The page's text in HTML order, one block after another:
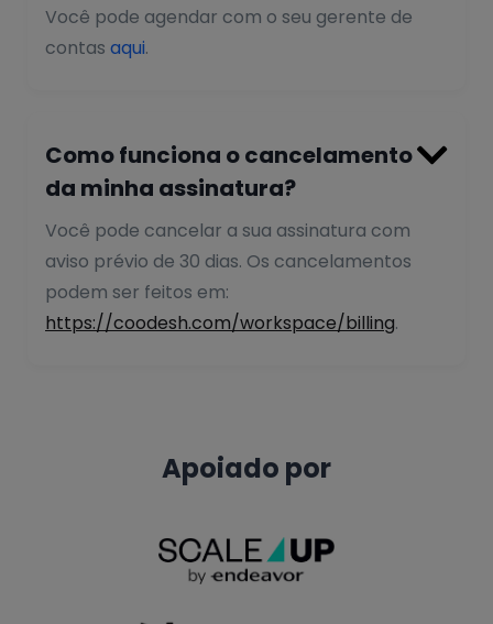
Você pode agendar com o seu gerente de
contas aqui.
Como funciona o cancelamento
da minha assinatura?

Você pode cancelar a sua assinatura com
aviso prévio de 30 dias. Os cancelamentos
podem ser feitos em:
https://coodesh.com/workspace/billing.
Apoiado por